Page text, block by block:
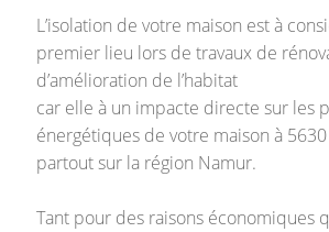
L’isolation de votre maison est à
premier lieu lors de travaux de
d’amélioration de l’habitat
car elle à un impacte directe sur les
énergétiques de votre maison à
partout sur la région Namur.
Tant pour des raisons économiques